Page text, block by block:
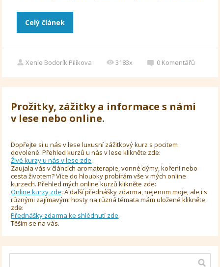
Celý článek
Xenie Bodorík Pilíkova 3183x 0 Komentářů
Prožitky, zážitky a informace s námi
v lese nebo online.
Dopřejte si u nás v lese luxusní zážitkový kurz s pocitem
dovolené. Přehled kurzů u nás v lese klikněte zde:
Živé kurzy u nás v lese zde.
Zaujala vás v článcích aromaterapie, vonné dýmy, koření nebo
cesta životem? Více do hloubky probírám vše v mých online
kurzech. Přehled mých online kurzů klikněte zde:
Online kurzy zde. A další přednášky zdarma, nejenom moje, ale i s
různými zajímavými hosty na různá témata mám uložené klikněte
zde:
Přednášky zdarma ke shlédnutí zde.
Těším se na vás.